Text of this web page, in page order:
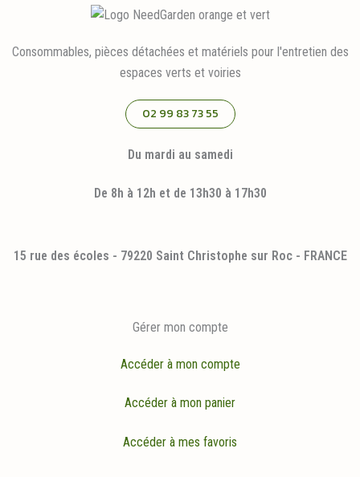
Consommables, pièces détachées et matériels pour l'entretien des
espaces verts et voiries
02 99 83 73 55
Du mardi au samedi
De 8h à 12h et de 13h30 à 17h30
15 rue des écoles - 79220 Saint Christophe sur Roc - FRANCE
Gérer mon compte
Accéder à mon compte
Accéder à mon panier
Accéder à mes favoris